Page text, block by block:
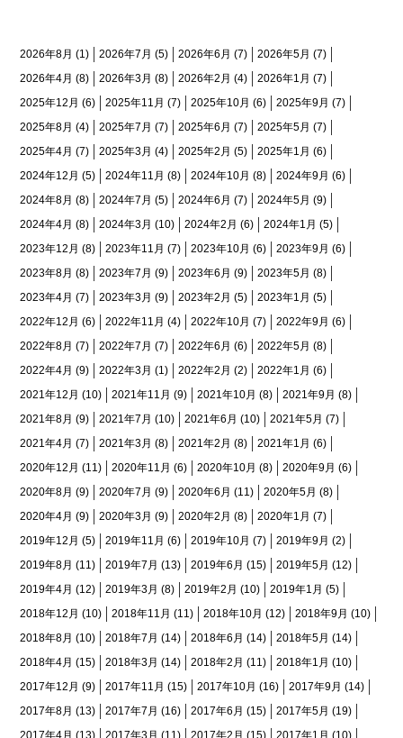
2026年8月 (1) 2026年7月 (5) 2026年6月 (7) 2026年5月 (7)
2026年4月 (8) 2026年3月 (8) 2026年2月 (4) 2026年1月 (7)
2025年12月 (6) 2025年11月 (7) 2025年10月 (6) 2025年9月 (7)
2025年8月 (4) 2025年7月 (7) 2025年6月 (7) 2025年5月 (7)
2025年4月 (7) 2025年3月 (4) 2025年2月 (5) 2025年1月 (6)
2024年12月 (5) 2024年11月 (8) 2024年10月 (8) 2024年9月 (6)
2024年8月 (8) 2024年7月 (5) 2024年6月 (7) 2024年5月 (9)
2024年4月 (8) 2024年3月 (10) 2024年2月 (6) 2024年1月 (5)
2023年12月 (8) 2023年11月 (7) 2023年10月 (6) 2023年9月 (6)
2023年8月 (8) 2023年7月 (9) 2023年6月 (9) 2023年5月 (8)
2023年4月 (7) 2023年3月 (9) 2023年2月 (5) 2023年1月 (5)
2022年12月 (6) 2022年11月 (4) 2022年10月 (7) 2022年9月 (6)
2022年8月 (7) 2022年7月 (7) 2022年6月 (6) 2022年5月 (8)
2022年4月 (9) 2022年3月 (1) 2022年2月 (2) 2022年1月 (6)
2021年12月 (10) 2021年11月 (9) 2021年10月 (8) 2021年9月 (8)
2021年8月 (9) 2021年7月 (10) 2021年6月 (10) 2021年5月 (7)
2021年4月 (7) 2021年3月 (8) 2021年2月 (8) 2021年1月 (6)
2020年12月 (11) 2020年11月 (6) 2020年10月 (8) 2020年9月 (6)
2020年8月 (9) 2020年7月 (9) 2020年6月 (11) 2020年5月 (8)
2020年4月 (9) 2020年3月 (9) 2020年2月 (8) 2020年1月 (7)
2019年12月 (5) 2019年11月 (6) 2019年10月 (7) 2019年9月 (2)
2019年8月 (11) 2019年7月 (13) 2019年6月 (15) 2019年5月 (12)
2019年4月 (12) 2019年3月 (8) 2019年2月 (10) 2019年1月 (5)
2018年12月 (10) 2018年11月 (11) 2018年10月 (12) 2018年9月 (10)
2018年8月 (10) 2018年7月 (14) 2018年6月 (14) 2018年5月 (14)
2018年4月 (15) 2018年3月 (14) 2018年2月 (11) 2018年1月 (10)
2017年12月 (9) 2017年11月 (15) 2017年10月 (16) 2017年9月 (14)
2017年8月 (13) 2017年7月 (16) 2017年6月 (15) 2017年5月 (19)
2017年4月 (13) 2017年3月 (11) 2017年2月 (15) 2017年1月 (10)